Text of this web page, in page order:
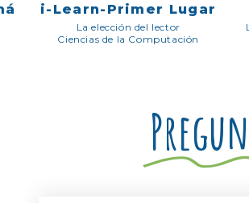
i-Learn-Primer Lugar
La elección del lector
Ciencias de la Computación